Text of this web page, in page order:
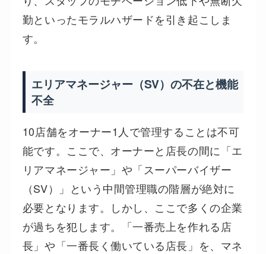
勤といったモラルハザードを引き起こしま
す。
エリアマネージャー（SV）の不在と機能
不全
10店舗をオーナー1人で管理することは不可
能です。ここで、オーナーと店長の間に「エ
リアマネージャー」や「スーパーバイザー
（SV）」という中間管理職の階層が絶対に
必要となります。しかし、ここで多くの企業
が過ちを犯します。「一番売上を作れる店
長」や「一番長く働いている店長」を、マネ